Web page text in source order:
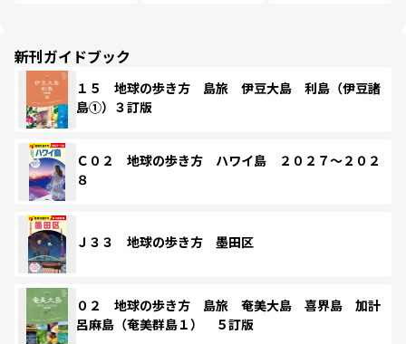
新刊ガイドブック
１５ 地球の歩き方 島旅 伊豆大島 利島（伊豆諸
島①）３訂版
Ｃ０２ 地球の歩き方 ハワイ島 ２０２７～２０２
８
Ｊ３３ 地球の歩き方 墨田区
０２ 地球の歩き方 島旅 奄美大島 喜界島 加計
呂麻島（奄美群島１） ５訂版